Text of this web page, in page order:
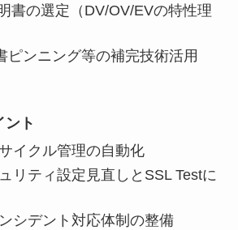
書の選定（DV/OV/EVの特性理
ピンニング等の補完技術活用
ント
イクル管理の自動化
リティ設定見直しとSSL Testに
シデント対応体制の整備